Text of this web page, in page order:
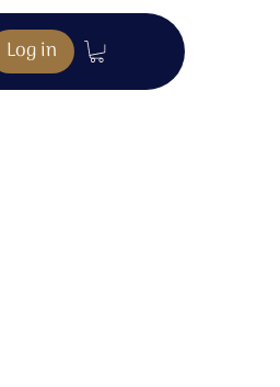
Log in